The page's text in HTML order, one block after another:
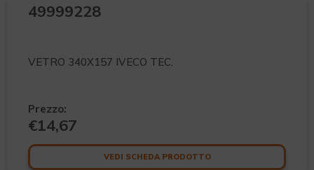
49999228
VETRO 340X157 IVECO TEC.
Prezzo:
€14,67
VEDI SCHEDA PRODOTTO